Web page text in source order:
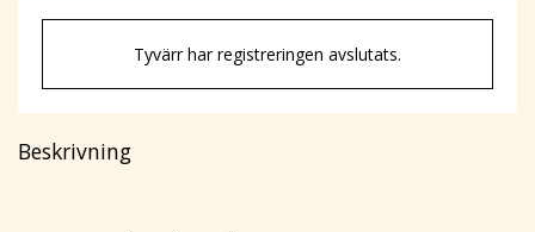
Tyvärr har registreringen avslutats.
Beskrivning